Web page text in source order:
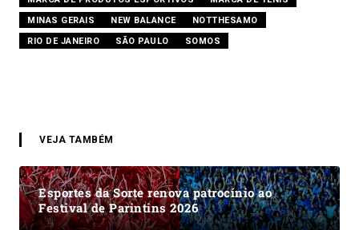
MINAS GERAIS
NEW BALANCE
NOTTHESAMO
RIO DE JANEIRO
SÃO PAULO SOMOS
VEJA TAMBÉM
Esportes da Sorte renova patrocínio ao
Festival de Parintins 2026